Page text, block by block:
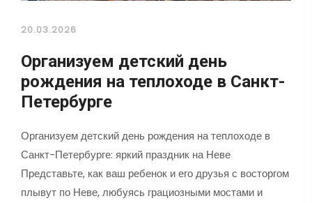
20.03.2026
Организуем детский день
рождения на теплоходе в Санкт-
Петербурге
Организуем детский день рождения на теплоходе в
Санкт-Петербурге: яркий праздник на Неве
Представьте, как ваш ребенок и его друзья с восторгом
плывут по Неве, любуясь грациозными мостами и